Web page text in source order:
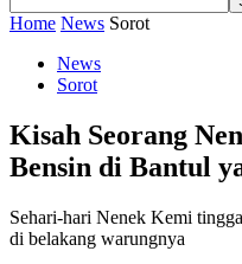
Home News Sorot
News
Sorot
Kisah Seorang
Bensin di Bantul
Sehari-hari Nenek Kemi
di belakang warungnya